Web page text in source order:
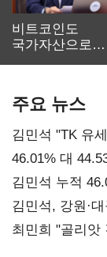
비트코인도
국가자산으로…'
주요 뉴스
김민석 "TK 유
대표된 양 당직
46.01% 대
김민석 누적
(2보)
김민석, 강원·
최민희 "골리